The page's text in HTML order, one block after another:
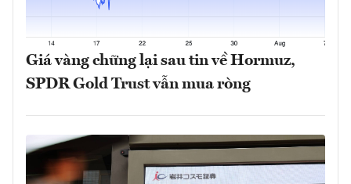
Giá vàng chững lại sau tin về Hormuz,
SPDR Gold Trust vẫn mua ròng